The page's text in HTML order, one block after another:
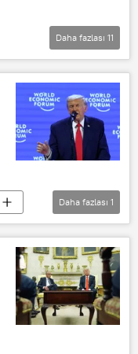
Dünya Ekonomik Forumu (World Economic Forum)
Daha fazlası 11
Daha fazlası 1